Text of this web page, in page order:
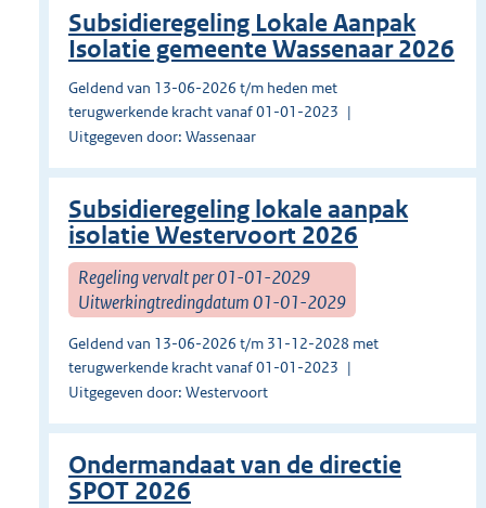
Subsidieregeling Lokale Aanpak
Isolatie gemeente Wassenaar 2026
Geldend van 13-06-2026 t/m heden met
terugwerkende kracht vanaf 01-01-2023
Uitgegeven door: Wassenaar
Subsidieregeling lokale aanpak
isolatie Westervoort 2026
Regeling vervalt per 01-01-2029
Uitwerkingtredingdatum 01-01-2029
Geldend van 13-06-2026 t/m 31-12-2028 met
terugwerkende kracht vanaf 01-01-2023
Uitgegeven door: Westervoort
Ondermandaat van de directie
SPOT 2026